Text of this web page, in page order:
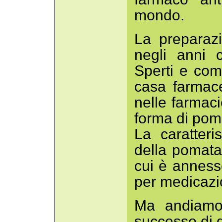
mondo.
La
negli anni
Sperti e
casa
nelle
forma di
La
della
cui è
per
Ma